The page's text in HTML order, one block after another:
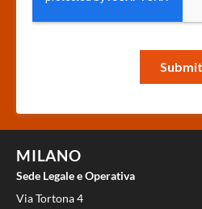
MILANO
Sede Legale e Operativa
Via Tortona 4